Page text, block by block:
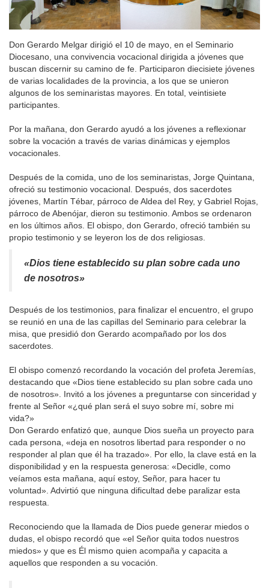
Don Gerardo Melgar dirigió el 10 de mayo, en el Seminario
Diocesano, una convivencia vocacional dirigida a jóvenes que
buscan discernir su camino de fe. Participaron diecisiete jóvenes
de varias localidades de la provincia, a los que se unieron
algunos de los seminaristas mayores. En total, veintisiete
participantes.
Por la mañana, don Gerardo ayudó a los jóvenes a reflexionar
sobre la vocación a través de varias dinámicas y ejemplos
vocacionales.
Después de la comida, uno de los seminaristas, Jorge Quintana,
ofreció su testimonio vocacional. Después, dos sacerdotes
jóvenes, Martín Tébar, párroco de Aldea del Rey, y Gabriel Rojas,
párroco de Abenójar, dieron su testimonio. Ambos se ordenaron
en los últimos años. El obispo, don Gerardo, ofreció también su
propio testimonio y se leyeron los de dos religiosas.
«Dios tiene establecido su plan sobre cada uno
de nosotros»
Después de los testimonios, para finalizar el encuentro, el grupo
se reunió en una de las capillas del Seminario para celebrar la
misa, que presidió don Gerardo acompañado por los dos
sacerdotes.
El obispo comenzó recordando la vocación del profeta Jeremías,
destacando que «Dios tiene establecido su plan sobre cada uno
de nosotros». Invitó a los jóvenes a preguntarse con sinceridad y
frente al Señor «¿qué plan será el suyo sobre mí, sobre mi
vida?»
Don Gerardo enfatizó que, aunque Dios sueña un proyecto para
cada persona, «deja en nosotros libertad para responder o no
responder al plan que él ha trazado». Por ello, la clave está en la
disponibilidad y en la respuesta generosa: «Decidle, como
veíamos esta mañana, aquí estoy, Señor, para hacer tu
voluntad». Advirtió que ninguna dificultad debe paralizar esta
respuesta.
Reconociendo que la llamada de Dios puede generar miedos o
dudas, el obispo recordó que «el Señor quita todos nuestros
miedos» y que es Él mismo quien acompaña y capacita a
aquellos que responden a su vocación.